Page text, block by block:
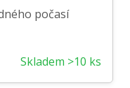
počasí
Skladem >10 ks